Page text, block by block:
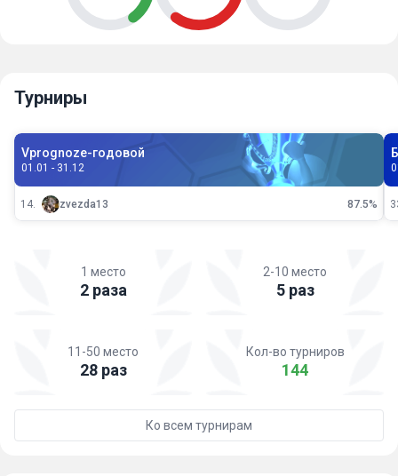
Турниры
Vprognoze-годовой
01.01 - 31.12
14. zvezda13 87.5%
1 место
2 раза
2-10 место
5 раз
11-50 место
28 раз
Кол-во турниров
144
Ко всем турнирам